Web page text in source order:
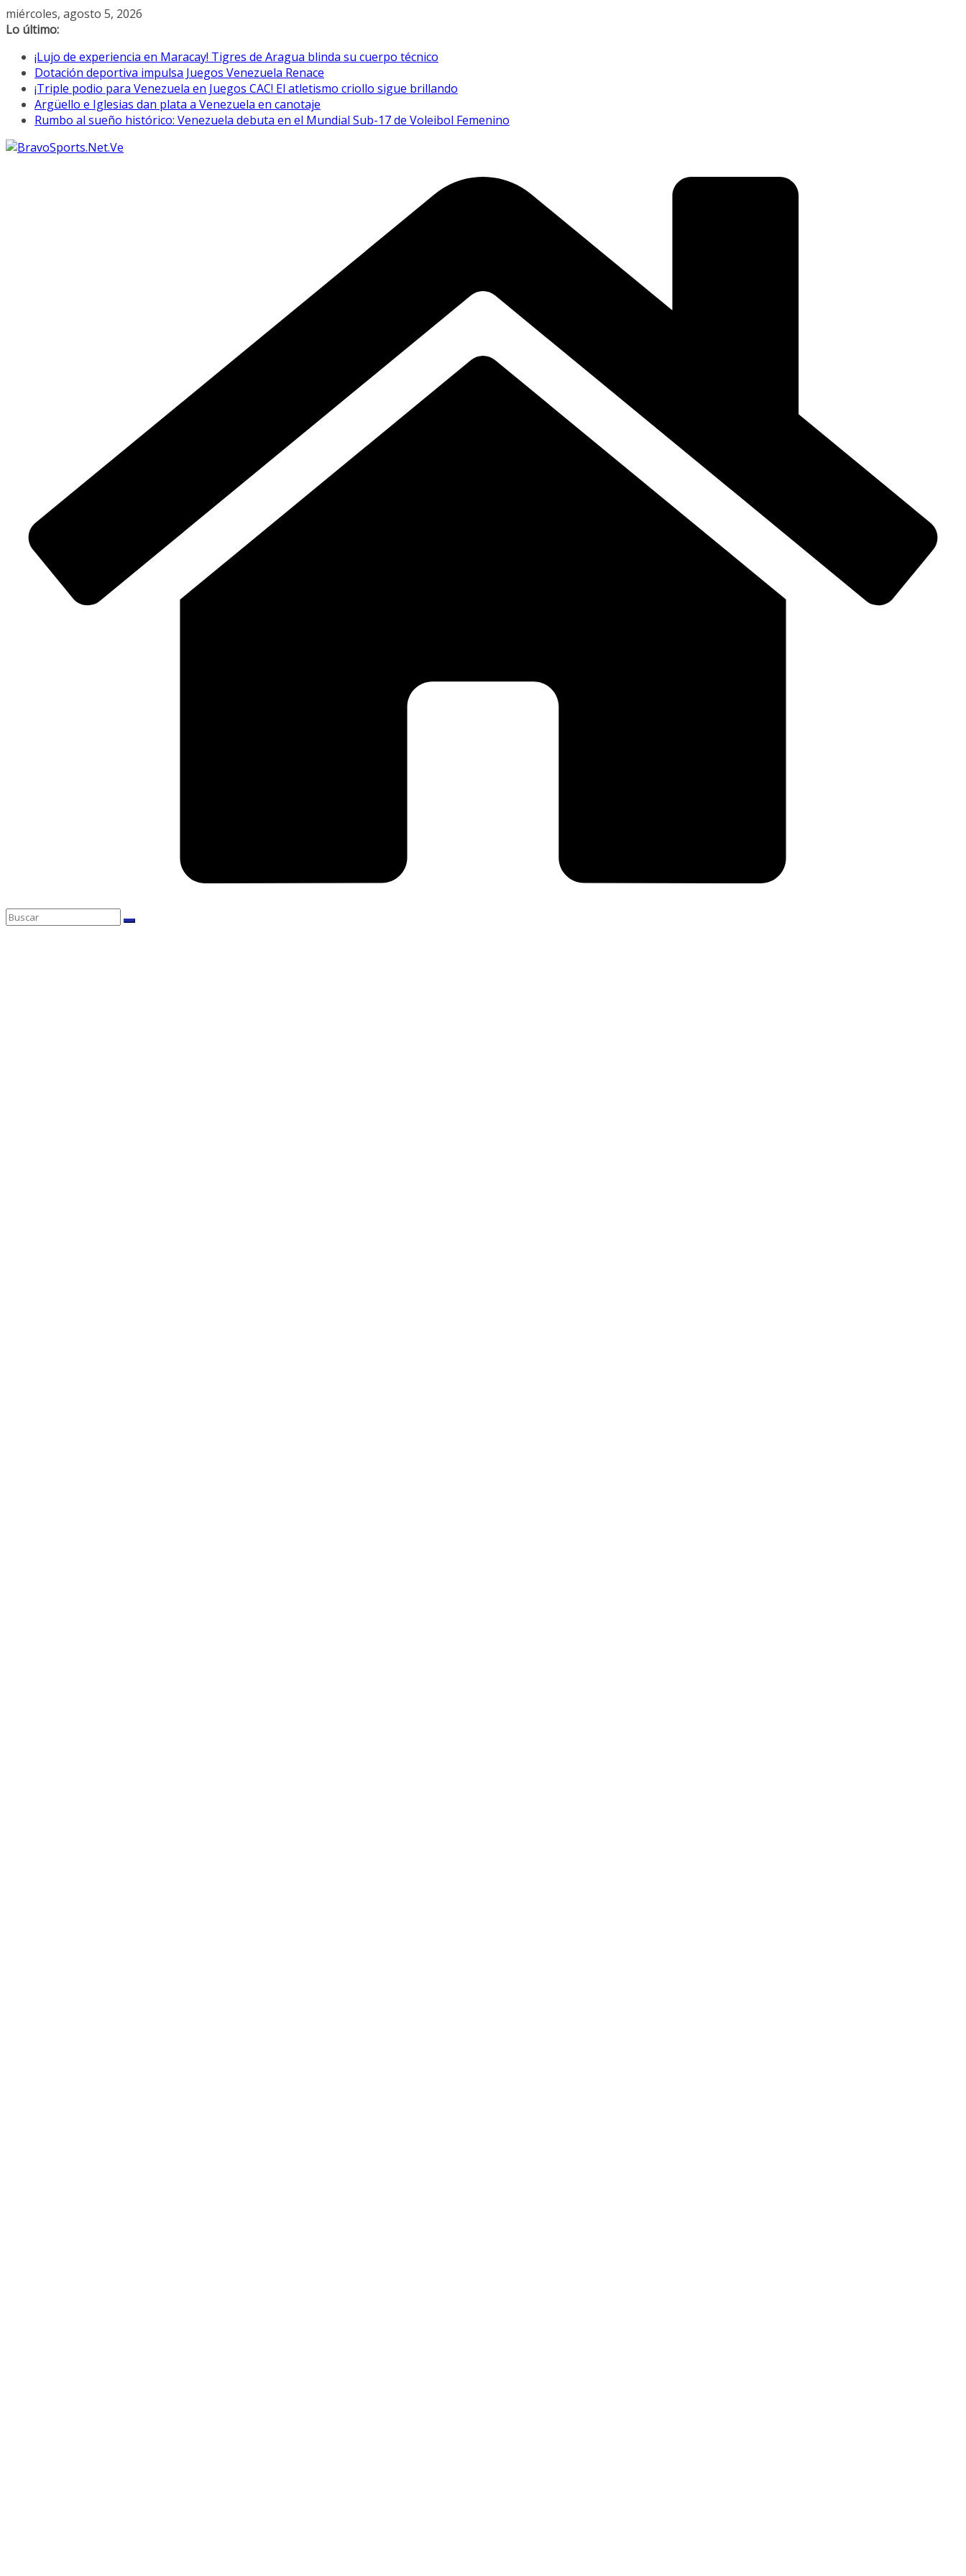
Saltar
al
miércoles, agosto 5, 2026
Lo último:
¡Lujo de experiencia en Maracay! Tigres de Aragua blinda su cuerpo técnico
Dotación deportiva impulsa Juegos Venezuela Renace
¡Triple podio para Venezuela en Juegos CAC! El atletismo criollo sigue brillando
Argüello e Iglesias dan plata a Venezuela en canotaje
Rumbo al sueño histórico: Venezuela debuta en el Mundial Sub-17 de Voleibol Femenino